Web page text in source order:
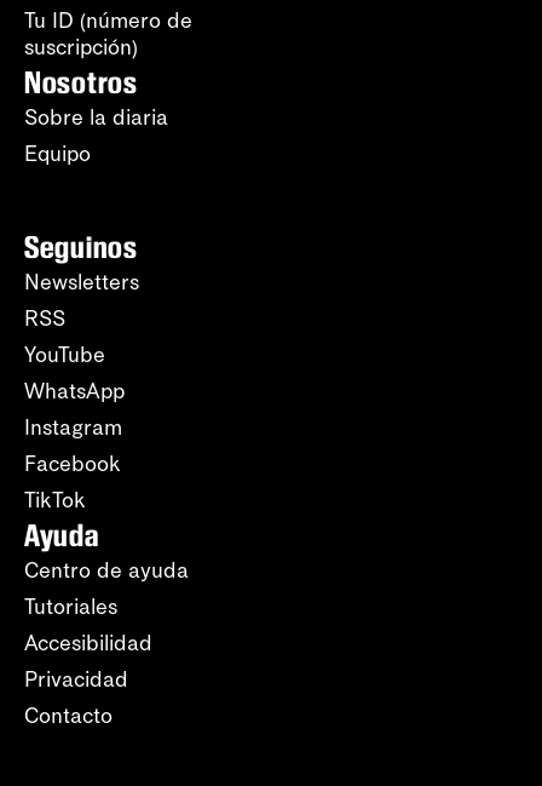
Tu ID (número de
suscripción)
Nosotros
Sobre la diaria
Equipo
Seguinos
Newsletters
RSS
YouTube
WhatsApp
Instagram
Facebook
TikTok
Ayuda
Centro de ayuda
Tutoriales
Accesibilidad
Privacidad
Contacto